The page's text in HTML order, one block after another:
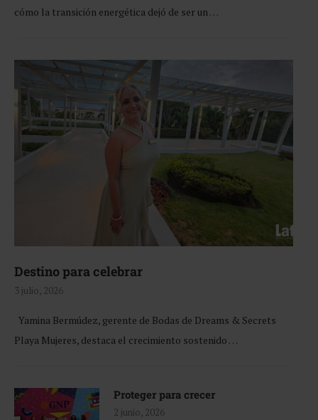
cómo la transición energética dejó de ser un …
Destino para celebrar
3 julio, 2026
Yamina Bermúdez, gerente de Bodas de Dreams & Secrets
Playa Mujeres, destaca el crecimiento sostenido …
Proteger para crecer
2 junio, 2026